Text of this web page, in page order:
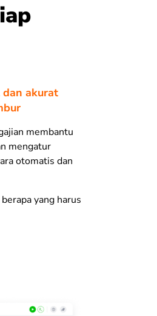
akurat
membantu
mengatur
otomatis dan
yang harus